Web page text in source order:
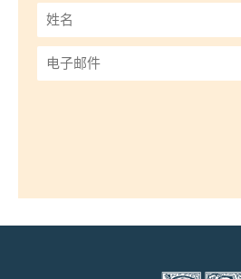
姓
名
*
子